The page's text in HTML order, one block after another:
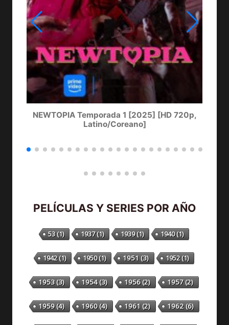
NEWTOPIA Temporada 1 [2025] [HD 720p,
Latino/Coreano]
PELÍCULAS Y SERIES POR AÑO
53(1) 1937(1) 1939(1) 1940(1)
1942(1) 1950(1) 1951 (3) 1952(1)
1953(3) 1954(3) 1956(2) 1957(2)
1959(4) 1960(4) 1961 (2) 1962(6)